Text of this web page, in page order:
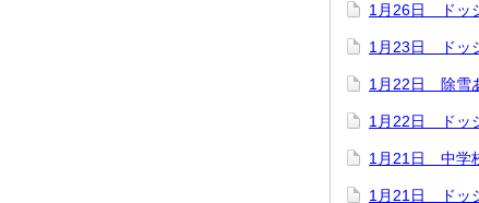
1月26日 ドッ
1月23日 ドッ
1月22日 除雪
1月22日 ドッ
1月21日 中学
1月21日 ドッ